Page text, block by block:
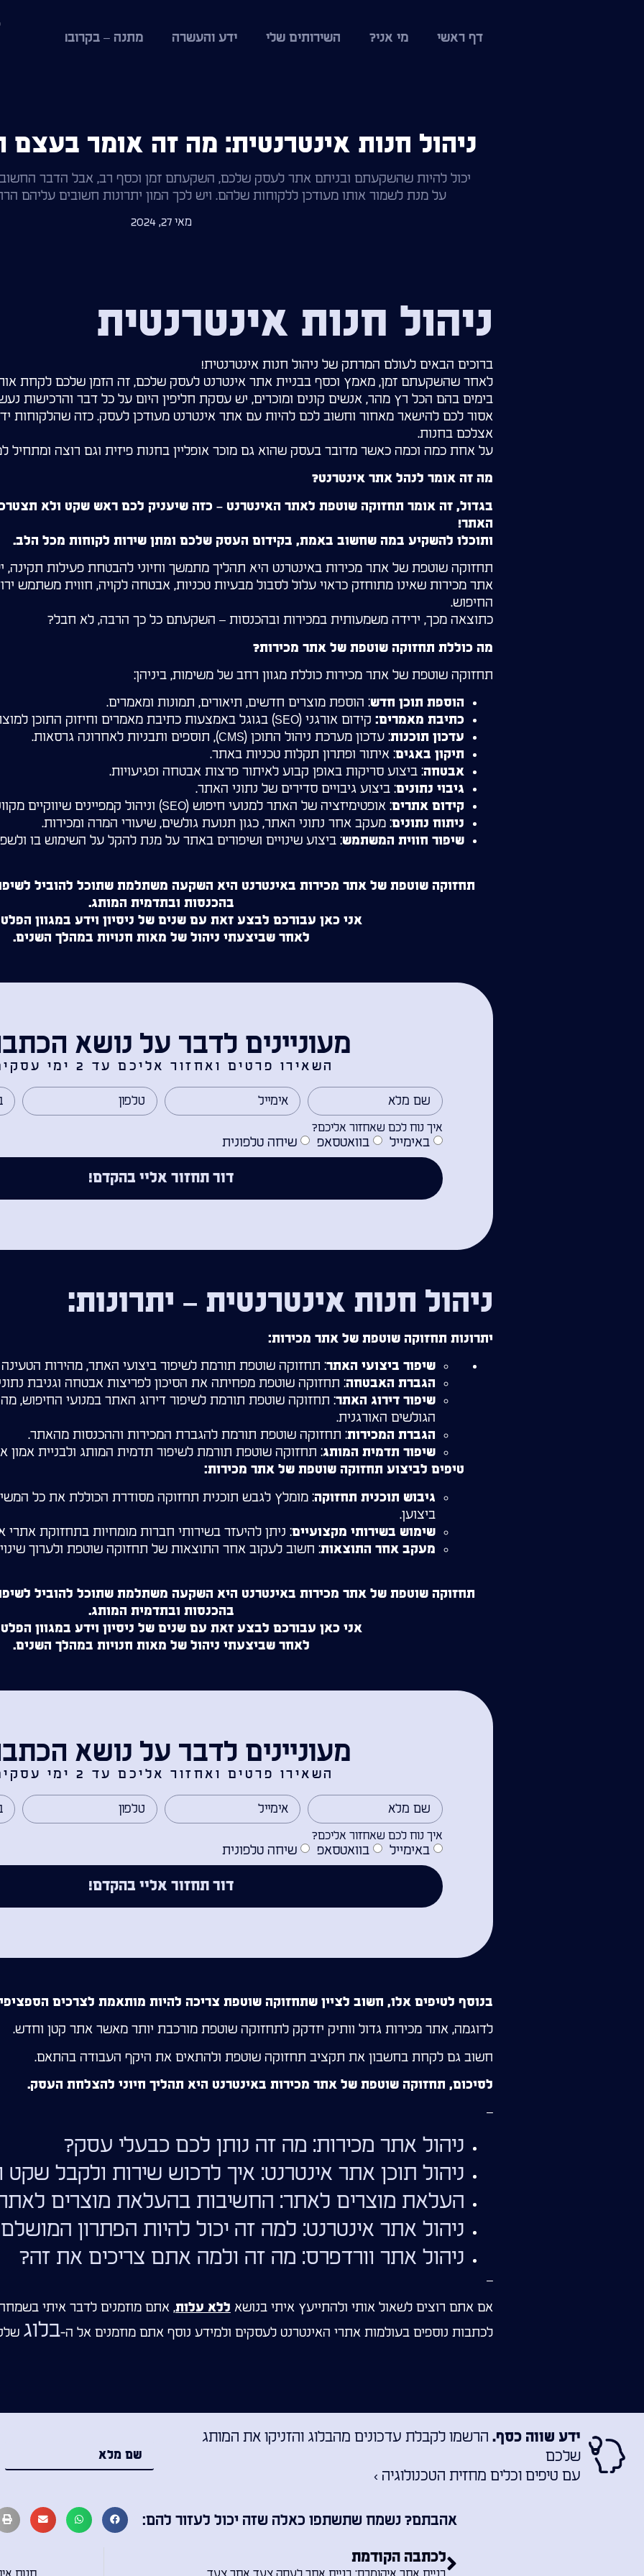
דף ראשי מי אני? השירותים שלי ידע והעשרה מתנה – בקרוב!
ניהול חנות אינטרנטית: מה זה אומר
יכול להיות שהשקעתם ובניתם אתר לעסק שלכם, השקעתם זמן וכסף רב, אבל הדבר
על מנת לשמור אותו מעודכן ללקוחות שלהם. ויש לכך המון יתרונות חשובים עליהם
מאי 27, 2024
ניהול חנות אינטרנטית
ברוכים הבאים לעולם המרתק של ניהול חנות אינטרנטית!
לאחר שהשקעתם זמן, מאמץ וכסף בבניית אתר אינטרנט לעסק שלכם, זה הזמן שלכם לקחת
בימים בהם הכל רץ מהר, אנשים קונים ומוכרים, יש עסקת חליפין היום על כל דבר והרכישות
אסור לכם להישאר מאחור וחשוב לכם להיות עם אתר אינטרנט מעודכן לעסק. כזה שהלקוחות
אצלכם בחנות.
על אחת כמה וכמה כאשר מדובר בעסק שהוא גם מוכר אופליין בחנות פיזית וגם רוצה ומתחיל
מה זה אומר לנהל אתר אינטרנט?
בגדול, זה אומר תחזוקה שוטפת לאתר האינטרנט – כזה שיעניק לכם ראש שקט ולא
האתר!
ותוכלו להשקיע במה שחשוב באמת, בקידום העסק שלכם ומתן שירות לקוחות מכל הלב.
תחזוקה שוטפת של אתר מכירות באינטרנט היא תהליך מתמשך וחיוני להבטחת פעילות תקינה,
אתר מכירות שאינו מתוחזק כראוי עלול לסבול מבעיות טכניות, אבטחה לקויה, חווית משתמש
החיפוש.
כתוצאה מכך, ירידה משמעותית במכירות ובהכנסות – השקעתם כל כך הרבה, לא חבל?
מה כוללת תחזוקה שוטפת של אתר מכירות?
תחזוקה שוטפת של אתר מכירות כוללת מגוון רחב של משימות, ביניהן:
הוספת תוכן חדש: הוספת מוצרים חדשים, תיאורים, תמונות ומאמרים.
כתיבת מאמרים: קידום אורגני (SEO) בגוגל באמצעות כתיבת מאמרים וחיזוק התוכן למוצרים וקטגוריות.
עדכון תוכנות: עדכון מערכת ניהול התוכן (CMS), תוספים ותבניות לאחרונה גרסאות.
תיקון באגים: איתור ופתרון תקלות טכניות באתר.
אבטחה: ביצוע סריקות באופן קבוע לאיתור פרצות אבטחה ופגיעויות.
גיבוי נתונים: ביצוע גיבויים סדירים של נתוני האתר.
קידום אתרים: אופטימיזציה של האתר למנועי חיפוש (SEO) וניהול קמפיינים שיווקיים מקוונים (במידת הצורך).
ניתוח נתונים: מעקב אחר נתוני האתר, כגון תנועת גולשים, שיעורי המרה ומכירות.
שיפור חווית המשתמש: ביצוע שינויים ושיפורים באתר על מנת להקל על השימוש בו
תחזוקה שוטפת של אתר מכירות באינטרנט היא השקעה משתלמת שתוכל להוביל
בהכנסות ובתדמית המותג.
אני כאן עבורכם לבצע זאת עם שנים של ניסיון וידע במגוון
לאחר שביצעתי ניהול של מאות חנויות במהלך השנים.
מעוניינים לדבר על נושא
השאירו פרטים ואחזור אליכם עד 2 ימי עסקים.
איך נוח לכם שאחזור אליכם?
באימייל בוואטסאפ שיחה טלפונית
דור תחזור אליי בהקדם!
ניהול חנות אינטרנטית – יתרונות:
יתרונות תחזוקה שוטפת של אתר מכירות:
שיפור ביצועי האתר: תחזוקה שוטפת תורמת לשיפור ביצועי האתר, מהירות
הגברת האבטחה: תחזוקה שוטפת מפחיתה את הסיכון לפריצות אבטחה וגניבת
שיפור דירוג האתר: תחזוקה שוטפת תורמת לשיפור דירוג האתר במנועי החיפוש,
הגולשים האורגנית.
הגברת המכירות: תחזוקה שוטפת תורמת להגברת המכירות וההכנסות מהאתר.
שיפור תדמית המותג: תחזוקה שוטפת תורמת לשיפור תדמית המותג ולבניית אמון
טיפים לביצוע תחזוקה שוטפת של אתר מכירות:
גיבוש תוכנית תחזוקה: מומלץ לגבש תוכנית תחזוקה מסודרת הכוללת את כל
ביצוען.
שימוש בשירותי מקצועיים: ניתן להיעזר בשירותי חברות מומחיות בתחזוקת אתרי
מעקב אחר התוצאות: חשוב לעקוב אחר התוצאות של תחזוקה שוטפת ולערוך
תחזוקה שוטפת של אתר מכירות באינטרנט היא השקעה משתלמת שתוכל להוביל
בהכנסות ובתדמית המותג.
אני כאן עבורכם לבצע זאת עם שנים של ניסיון וידע במגוון
לאחר שביצעתי ניהול של מאות חנויות במהלך השנים.
מעוניינים לדבר על נושא
השאירו פרטים ואחזור אליכם עד 2 ימי עסקים.
איך נוח לכם שאחזור אליכם?
באימייל בוואטסאפ שיחה טלפונית
דור תחזור אליי בהקדם!
בנוסף לטיפים אלו, חשוב לציין שתחזוקה שוטפת צריכה להיות מותאמת לצרכים
לדוגמה, אתר מכירות גדול וותיק יזדקק לתחזוקה שוטפת מורכבת יותר מאשר אתר קטן וחדש.
חשוב גם לקחת בחשבון את תקציב תחזוקה שוטפת ולהתאים את היקף העבודה בהתאם.
לסיכום, תחזוקה שוטפת של אתר מכירות באינטרנט היא תהליך חיוני להצלחת העסק.
–
ניהול אתר מכירות: מה זה נותן לכם כבעלי עסק?
ניהול תוכן אתר אינטרנט: איך לרכוש שירות ולקבל שקט
העלאת מוצרים לאתר: החשיבות בהעלאת מוצרים
ניהול אתר אינטרנט: למה זה יכול להיות הפתרון
ניהול אתר וורדפרס: מה זה ולמה אתם צריכים את זה?
–
אם אתם רוצים לשאול אותי ולהתייעץ איתי בנושא ללא עלות, אתם מוזמנים לדבר איתי
לכתבות נוספים בעולמות אתרי האינטרנט לעסקים ולמידע נוסף אתם מוזמנים אל ה-בלוג
ידע שווה כסף. הרשמו לקבלת עדכונים מהבלוג והזניקו את המותג
שלכם
עם טיפים וכלים מחזית הטכנולוגיה ›
אהבתם? נשמח שתשתפו כאלה שזה יכול לעזור להם:
לכתבה הקודמת